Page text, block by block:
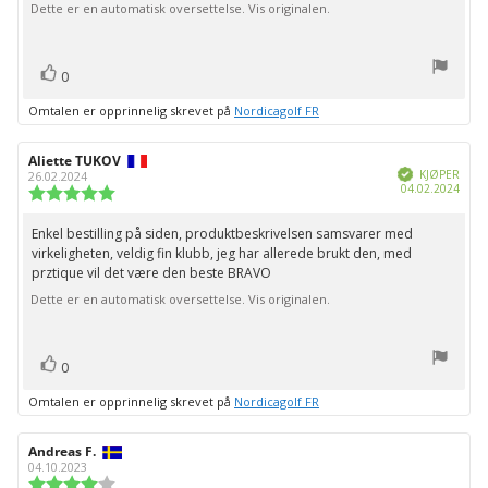
Dette er en automatisk oversettelse. Vis originalen.
Liker
0
Omtalen er opprinnelig skrevet på Nordicagolf FR
Forfatter:
Aliette TUKOV
26.02.2024
av
5
mulige
VerifisertKJØPER
04.02.2024
Omtaletekst:
Enkel bestilling på siden, produktbeskrivelsen samsvarer med
virkeligheten, veldig fin klubb, jeg har allerede brukt den, med
prztique vil det være den beste BRAVO
Dette er en automatisk oversettelse. Vis originalen.
Liker
0
Omtalen er opprinnelig skrevet på Nordicagolf FR
Forfatter:
Andreas F.
04.10.2023